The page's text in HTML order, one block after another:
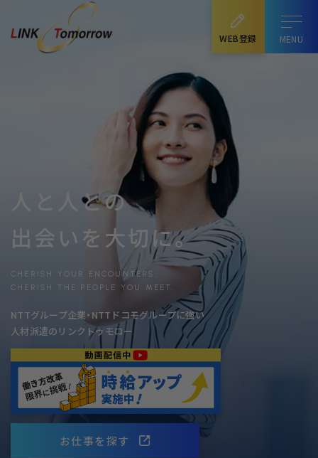
WEB登録
人と人との
出会いを大切に。
CHERISH YOUR ENCOUNTERS,
CHERISH THE PEOPLE YOU MEET.
NTTグループ企業・NTTドコモグループに強い
人材派遣のリンクトゥモロー
お仕事を探す